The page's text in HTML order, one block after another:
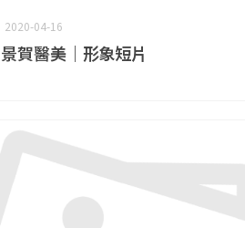
2020-04-16
景賀醫美｜形象短片